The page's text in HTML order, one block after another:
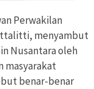
Perwakilan
menyambut
Nusantara oleh
masyarakat
benar-benar